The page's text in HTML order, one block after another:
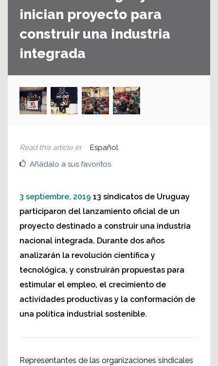
inician proyecto para
construir una industria
integrada
Añádalo a sus favoritos
Read this article in: Español
3 septiembre, 2019 13 sindicatos de Uruguay
participaron del lanzamiento oficial de un
proyecto destinado a construir una industria
nacional integrada. Durante dos años
analizarán la revolución científica y
tecnológica, y construirán propuestas para
estimular el empleo, el crecimiento de
actividades productivas y la conformación de
una política industrial sostenible.
Representantes de las organizaciones sindicales